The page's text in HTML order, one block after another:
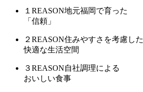
１ REASON地元福岡で育った
「信頼」
２ REASON住みやすさを考慮した
快適な生活空間
３REASON自社調理による
おいしい食事